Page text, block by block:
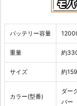
バッテリー容量
重量 約
サイズ 約
カラー(型番)
ダー
バー